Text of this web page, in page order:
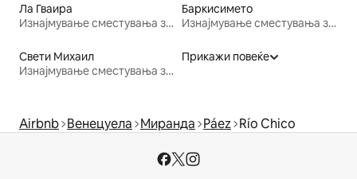
Ла Гваира
Изнајмување сместувања за одмор
Баркисимето
Изнајмување сместувања за одмор
Свети Михаил
Изнајмување сместувања за одмор
Прикажи повеќе
Airbnb Венецуела Миранда Páez Río Chico